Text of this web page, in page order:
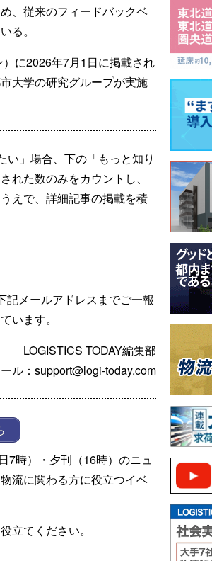
、従来のフィードバックベ
る。
に2026年7月1日に掲載され
大学の研究グループが実施
」場合、下の「もっと知り
れた数のみをカウントし、
えで、詳細記事の掲載を積
メールアドレスまでご一報
います。
LOGISTICS TODAY編集部
ル：support@logi-today.com
7時）・夕刊（16時）のニュ
流に関わる方に役立つイベ
立てください。